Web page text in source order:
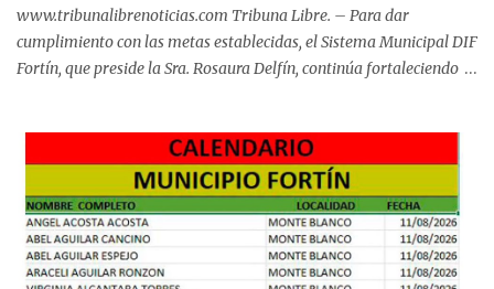
www.tribunalibrenoticias.com Tribuna Libre. – Para dar
cumplimiento con las metas establecidas, el Sistema Municipal DIF
Fortín, que preside la Sra. Rosaura Delfín, continúa fortaleciendo
Días y Primera Infancia” que inició este miércoles en la cabecera
municipal. Se trata de una estrategia que busca contribuir al
desarrollo y la nutrición de niñas, niños y mujeres en esta
importante etapa de vida. Durante la jornada, en la explanada del
Súper Ahorros, el director del organismo asistencial, Lic. Carlos
Adiel Pereda, realizó un recorrido por las sedes de entre...